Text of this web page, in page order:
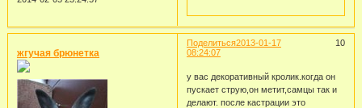
Поделиться 10
2013-01-17
08:24:07
жгучая брюнетка
у вас декоративный кролик.когда он
пускает струю,он метит,самцы так и
делают. после кастрации это